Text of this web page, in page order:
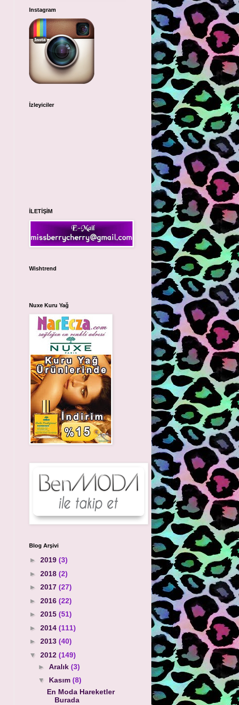
Instagram
İzleyiciler
İLETİŞİM
Wishtrend
Nuxe Kuru Yağ
Blog Arşivi
► 2019 (3)
► 2018 (2)
► 2017 (27)
► 2016 (22)
► 2015 (51)
► 2014 (111)
► 2013 (40)
▼ 2012 (149)
► Aralık (3)
▼ Kasım (8)
En Moda Hareketler
Burada